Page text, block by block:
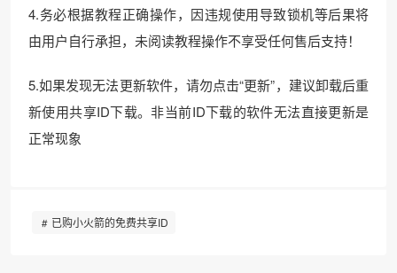
4.务必根据教程正确操作，因违规使用导致锁机等后果将
由用户自行承担，未阅读教程操作不享受任何售后支持！
5.如果发现无法更新软件，请勿点击“更新”，建议卸载后重
新使用共享ID下载。非当前ID下载的软件无法直接更新是
正常现象
已购小火箭的免费共享ID